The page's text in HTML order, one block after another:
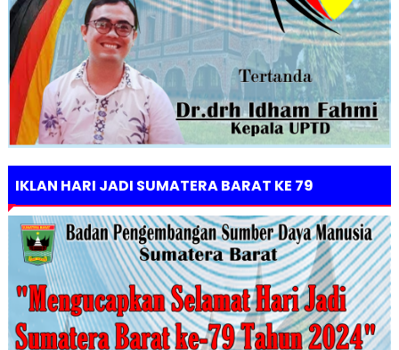
IKLAN HARI JADI SUMATERA BARAT KE 79